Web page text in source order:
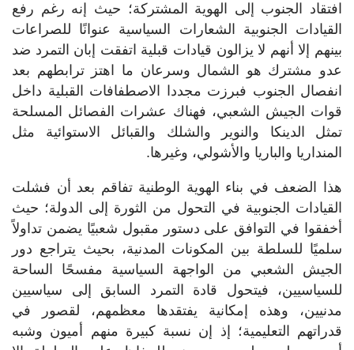
افتقاد الجنوب إلى الهوية المشتركة؛ حيث إنه رغم رفع
القيادات الجنوبية الشعارات السياسية عنوانًا للصراعات
بينهم إلا أنهم لا يزالون قيادات قبلية اتفقت إبان التمرد ضد
عدو مشترك هو الشمال وسرعان ما اهتز ترابطهم بعد
انفصال الجنوب فبرزت مجددا الاصطفافات القبلية داخل
قوات الجيش الشعبي، فهناك عشرات الفصائل المسلحة
تمثل الدينكا والنوير والشلك والقبائل الاستوائية مثل
المنداريا والباريا والأشولي، وغيرها.
هذا الضعف في بناء الهوية الوطنية تفاقم بعد أن فشلت
القيادات الجنوبية في التحول من الثورة إلى الدولة؛ حيث
أخفقوا في التوافق على دستور مقبول شعبيًا يضمن تداولاً
سلميًا للسلطة بين المكونات المدنية، بحيث يتراجع دور
الجيش الشعبي من الواجهة السياسية مفسحًا الساحة
للسياسيين، فيتحول قادة التمرد السابق إلى سياسيين
مدنيين، وهذه إمكانية يفتقدها معظمهم، لقصور في
قدراتهم التعليمية؛ إذ إن نسبة كبيرة منهم أميون وشبه